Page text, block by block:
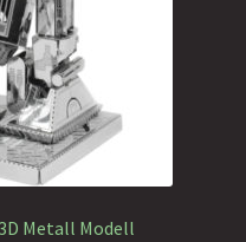
Metall Modell